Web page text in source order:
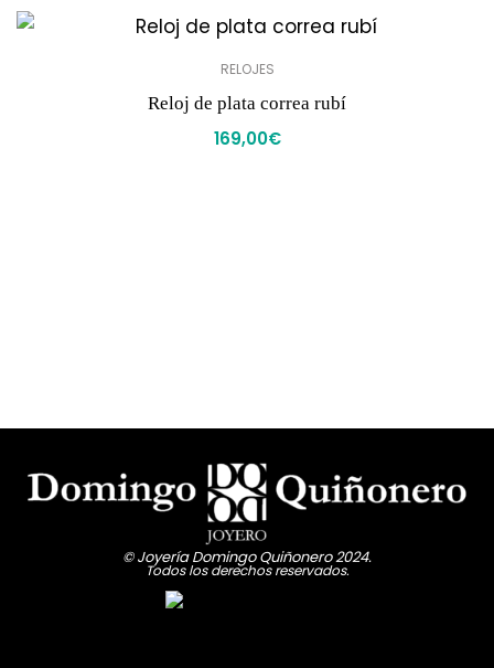
RELOJES
Reloj de plata correa rubí
169,00€
© Joyería Domingo Quiñonero 2024.
Todos los derechos reservados.